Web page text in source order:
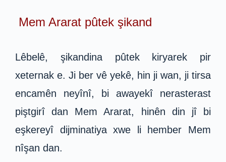
Mem Ararat pûtek şikand
Lêbelê, şikandina pûtek kiryarek pir
xeternak e. Ji ber vê yekê, hin ji wan, ji tirsa
encamên neyînî, bi awayekî nerasterast
piştgirî dan Mem Ararat, hinên din jî bi
eşkereyî dijminatiya xwe li hember Mem
nîşan dan.